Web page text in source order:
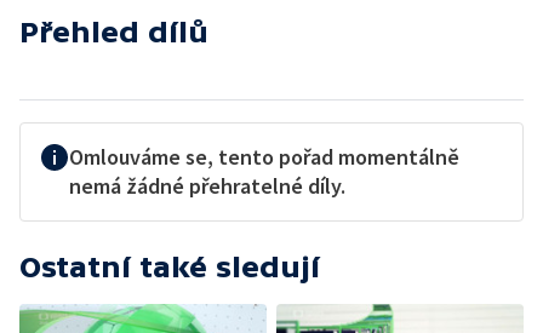
Přehled dílů
Omlouváme se, tento pořad momentálně
nemá žádné přehratelné díly.
Ostatní také sledují